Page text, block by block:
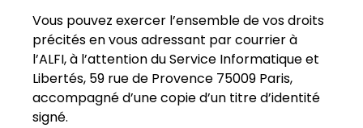
Vous pouvez exercer l’ensemble de vos droits
précités en vous adressant par courrier à
l’ALFI, à l’attention du Service Informatique et
Libertés, 59 rue de Provence 75009 Paris,
accompagné d’une copie d’un titre d’identité
signé.